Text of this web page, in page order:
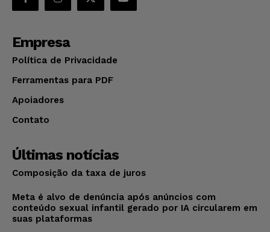
Empresa
Política de Privacidade
Ferramentas para PDF
Apoiadores
Contato
Últimas notícias
Composição da taxa de juros
Meta é alvo de denúncia após anúncios com
conteúdo sexual infantil gerado por IA circularem em
suas plataformas